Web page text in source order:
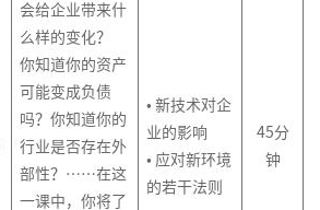
会给企业带来什
么样的变化？
你知道你的资产
可能变成负债
吗？你知道你的
行业是否存在外
部性？……在这
一课中，你将了
• 新技术对企
业的影响
• 应对新环境
的若干法则
45分
钟